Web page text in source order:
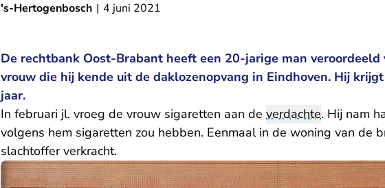
's-Hertogenbosch | 4 juni 2021
De rechtbank Oost-Brabant heeft een 20-jarige man veroordeeld
vrouw die hij kende uit de daklozenopvang in Eindhoven. Hij
jaar.
In februari jl. vroeg de vrouw sigaretten aan de verdachte. Hij nam
volgens hem sigaretten zou hebben. Eenmaal in de woning van de
slachtoffer verkracht.